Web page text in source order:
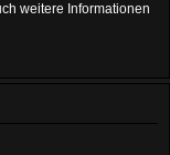
weitere Informationen